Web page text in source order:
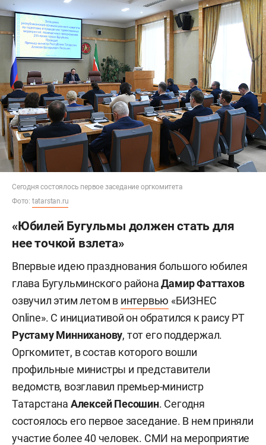
Сегодня состоялось первое заседание оргкомитета
Фото: tatarstan.ru
«Юбилей Бугульмы должен стать для
нее точкой взлета»
Впервые идею празднования большого юбилея
глава Бугульминского районаДамир Фаттахов
озвучил этим летом в интервью «БИЗНЕС
Online». С инициативой он обратился к раису РТ
Рустаму Минниханову, тот его поддержал.
Оргкомитет, в состав которого вошли
профильные министры и представители
ведомств, возглавил премьер-министр
Татарстана Алексей Песошин. Сегодня
состоялось его первое заседание. В нем приняли
участие более 40 человек. СМИ на мероприятие